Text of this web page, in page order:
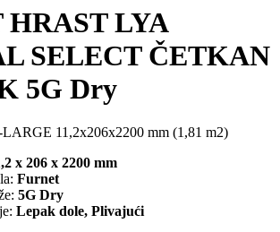
HRAST LYA
SELECT ČETKAN
5G Dry
11,2x206x2200 mm (1,81 m2)
x 206 x 2200 mm
Furnet
5G Dry
Lepak dole, Plivajući